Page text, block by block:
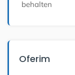
behalten
Oferim